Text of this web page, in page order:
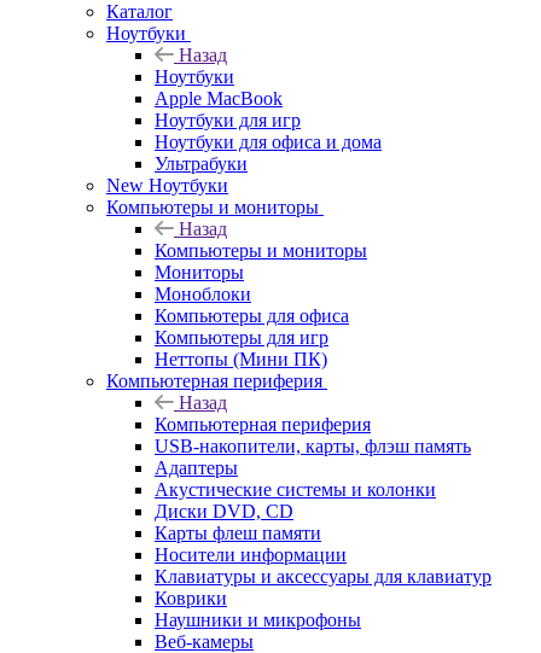
Каталог
Ноутбуки
Назад
Ноутбуки
Apple MacBook
Ноутбуки для игр
Ноутбуки для офиса и дома
Ультрабуки
New Ноутбуки
Компьютеры и мониторы
Назад
Компьютеры и мониторы
Мониторы
Моноблоки
Компьютеры для офиса
Компьютеры для игр
Неттопы (Мини ПК)
Компьютерная периферия
Назад
Компьютерная периферия
USB-накопители, карты, флэш память
Адаптеры
Акустические системы и колонки
Диски DVD, CD
Карты флеш памяти
Носители информации
Клавиатуры и аксессуары для клавиатур
Коврики
Наушники и микрофоны
Веб-камеры